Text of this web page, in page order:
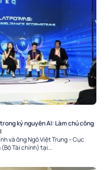
kỷ nguyên AI: Làm chủ công
và ông Ngô Việt Trung – Cục
Tài chính) tại...